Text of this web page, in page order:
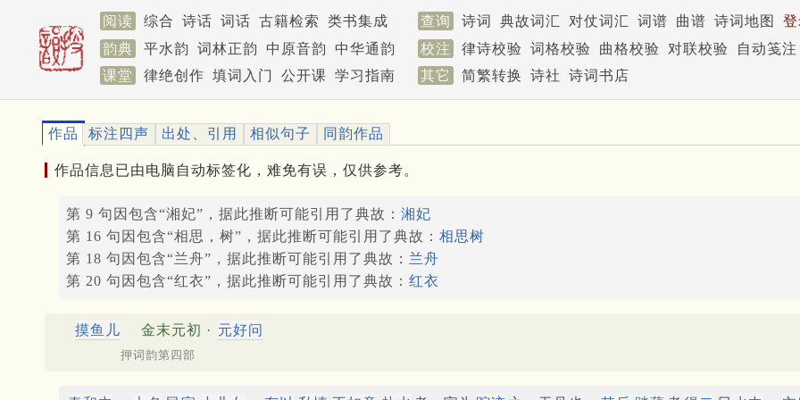
阅读 综合 诗话 词话 古籍检索 类书集成 查询 诗词 典故词汇 对仗词汇 词谱 曲谱 诗词地图
韵典
平水韵 词林正韵 中原音韵 中华通韵 校注 律诗校验 词格校验 曲格校验 对联校验
自动笺注
课堂
律绝创作 填词入门 公开课 学习指南 其它 简繁转换 诗社 诗词书店
作品 标注四声 出处、引用 相似句子 同韵作品
作品信息已由电脑自动标签化，难免有误，仅供参考。
第 9 句因包含“湘妃”，据此推断可能引用了典故： 湘妃
第 16 句因包含“相思，树”，据此推断可能引用了典故： 相思树
第 18 句因包含“兰舟”，据此推断可能引用了典故： 兰舟
第 20 句因包含“红衣”，据此推断可能引用了典故： 红衣
摸鱼儿 金末元初 · 元好问
押词韵第四部